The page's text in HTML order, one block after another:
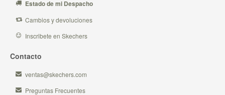
Estado de mi Despacho
Cambios y devoluciones
Inscribete en Skechers
Contacto
ventas@skechers.com
Preguntas Frecuentes